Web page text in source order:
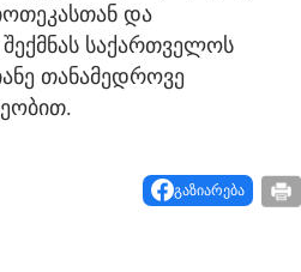
და
საქართველოს
თანამედროვე
გაზიარება